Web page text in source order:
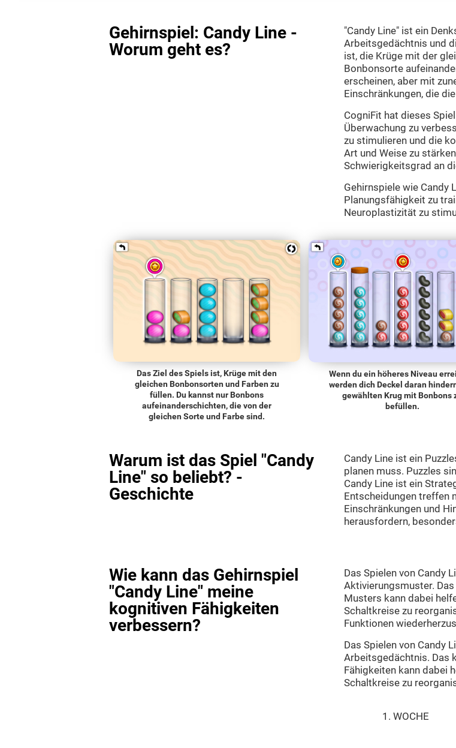
Gehirnspiel: Candy Line -
Worum geht es?
"Candy Line" ist ein
Arbeitsgedächtnis und
ist, die Krüge mit der
Bonbonsorte
erscheinen, aber mit
Einschränkungen, die
CogniFit hat dieses
Überwachung zu
zu stimulieren und die
Art und Weise zu
Schwierigkeitsgrad an
Gehirnspiele wie Candy
Planungsfähigkeit zu
Neuroplastizität zu
Das Ziel des Spiels ist, Krüge mit den
gleichen Bonbonsorten und Farben zu
füllen. Du kannst nur Bonbons
aufeinanderschichten, die von der
gleichen Sorte und Farbe sind.
Wenn du ein höheres Niveau
werden dich Deckel daran
gewählten Krug mit Bonbons
befüllen.
Warum ist das Spiel "Candy
Line" so beliebt? -
Geschichte
Candy Line ist ein
planen muss. Puzzles
Candy Line ist ein
Entscheidungen treffen
Einschränkungen und
herausfordern,
Wie kann das Gehirnspiel
"Candy Line" meine
kognitiven Fähigkeiten
verbessern?
Das Spielen von Candy
Aktivierungsmuster.
Musters kann dabei
Schaltkreise zu
Funktionen
Das Spielen von Candy
Arbeitsgedächtnis. Das
Fähigkeiten kann dabei
Schaltkreise zu
1. WOCHE